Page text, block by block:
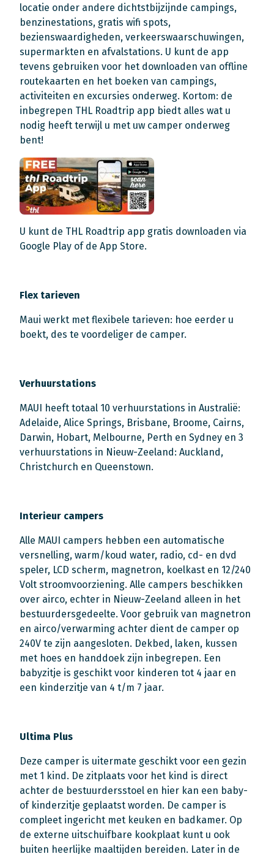
locatie onder andere dichtstbijzijnde campings,
benzinestations, gratis wifi spots,
bezienswaardigheden, verkeerswaarschuwingen,
supermarkten en afvalstations. U kunt de app
tevens gebruiken voor het downloaden van offline
routekaarten en het boeken van campings,
activiteiten en excursies onderweg. Kortom: de
inbegrepen THL Roadtrip app biedt alles wat u
nodig heeft terwijl u met uw camper onderweg
bent!
U kunt de THL Roadtrip app gratis downloaden via
Google Play of de App Store.
Flex tarieven
Maui werkt met flexibele tarieven: hoe eerder u
boekt, des te voordeliger de camper.
Verhuurstations
MAUI heeft totaal 10 verhuurstations in Australië:
Adelaide, Alice Springs, Brisbane, Broome, Cairns,
Darwin, Hobart, Melbourne, Perth en Sydney en 3
verhuurstations in Nieuw-Zeeland: Auckland,
Christchurch en Queenstown.
Interieur campers
Alle MAUI campers hebben een automatische
versnelling, warm/koud water, radio, cd- en dvd
speler, LCD scherm, magnetron, koelkast en 12/240
Volt stroomvoorziening. Alle campers beschikken
over airco, echter in Nieuw-Zeeland alleen in het
bestuurdersgedeelte. Voor gebruik van magnetron
en airco/verwarming achter dient de camper op
240V te zijn aangesloten. Dekbed, laken, kussen
met hoes en handdoek zijn inbegrepen. Een
babyzitje is geschikt voor kinderen tot 4 jaar en
een kinderzitje van 4 t/m 7 jaar.
Ultima Plus
Deze camper is uitermate geschikt voor een gezin
met 1 kind. De zitplaats voor het kind is direct
achter de bestuurdersstoel en hier kan een baby-
of kinderzitje geplaatst worden. De camper is
compleet ingericht met keuken en badkamer. Op
de externe uitschuifbare kookplaat kunt u ook
buiten heerlijke maaltijden bereiden. Later in de